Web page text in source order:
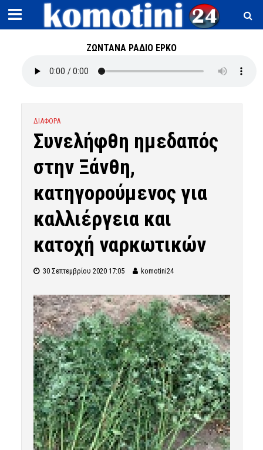
ΖΩΝΤΑΝΑ ΡΑΔΙΟ ΕΡΚΟ
ΔΙΑΦΟΡΑ
Συνελήφθη ημεδαπός
στην Ξάνθη,
κατηγορούμενος για
καλλιέργεια και
κατοχή ναρκωτικών
30 Σεπτεμβρίου 2020 17:05 komotini24